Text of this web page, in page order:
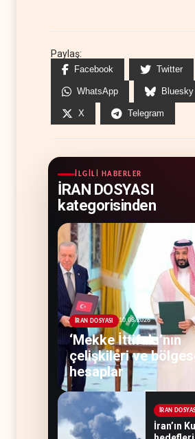
Paylaş:
Facebook Twitter
WhatsApp Bluesky
X Telegram
İLGILI HABERLER
İRAN DOSYASI
kategorisinden
İRAN DOSYASI 10.08.2026
‘Mekke İttifakı’nın
çelişkileri ve
hesaplar
İRAN DOSYASI
İran’ın